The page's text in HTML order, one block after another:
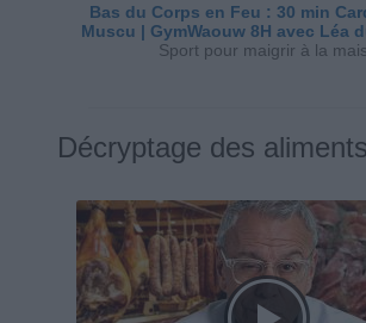
Bas du Corps en Feu : 30 min
Muscu | GymWaouw 8H avec Léa
Sport pour maigrir à la
Décryptage des aliments